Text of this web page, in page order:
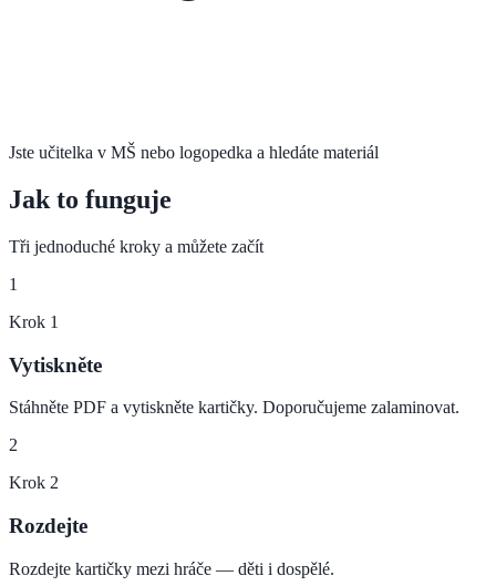
Jste učitelka v MŠ nebo logopedka a hledáte materiál
Jak to funguje
Tři jednoduché kroky a můžete začít
1
Krok 1
Vytiskněte
Stáhněte PDF a vytiskněte kartičky. Doporučujeme zalaminovat.
2
Krok 2
Rozdejte
Rozdejte kartičky mezi hráče — děti i dospělé.